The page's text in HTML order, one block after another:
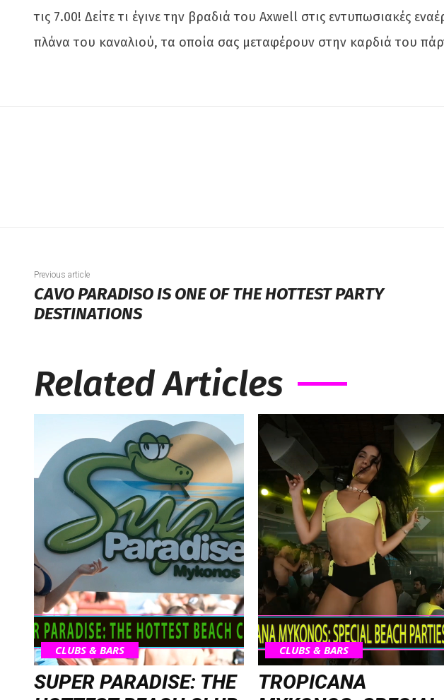
τις 7.00! Δείτε τι έγινε την βραδιά του Axwell στις εντυπωσιακές
πλάνα του καναλιού, τα οποία σας μεταφέρουν στην καρδιά του
Previous article
CAVO PARADISO IS ONE OF THE HOTTEST PARTY
DESTINATIONS
Related Articles
CLUBS & BARS
SUPER PARADISE: THE
CLUBS & BARS
TROPICANA